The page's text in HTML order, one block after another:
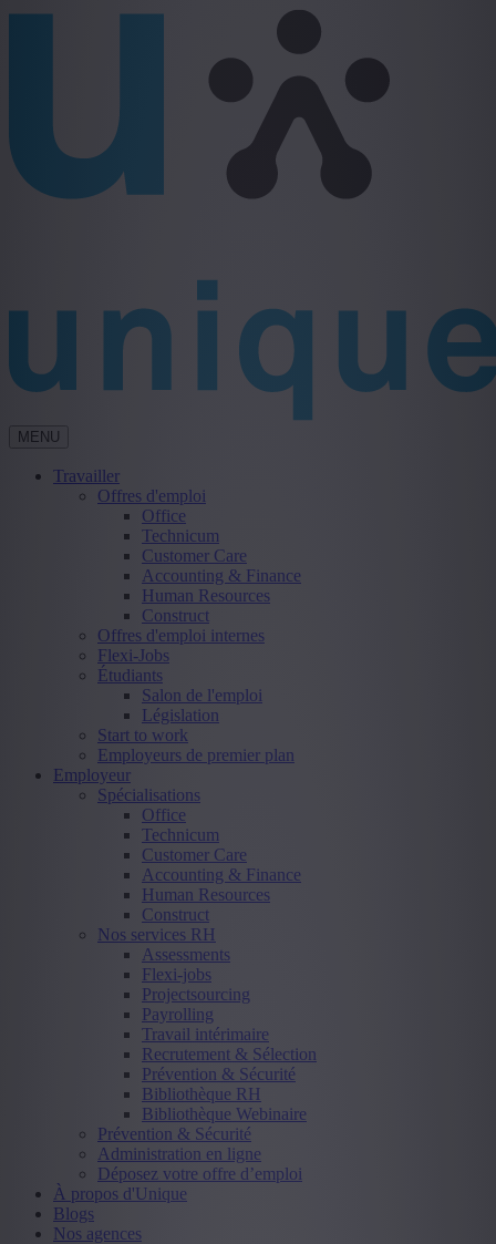
MENU
Travailler
Offres d'emploi
Office
Technicum
Customer Care
Accounting & Finance
Human Resources
Construct
Offres d'emploi internes
Flexi-Jobs
Étudiants
Salon de l'emploi
Législation
Start to work
Employeurs de premier plan
Employeur
Spécialisations
Office
Technicum
Customer Care
Accounting & Finance
Human Resources
Construct
Nos services RH
Assessments
Flexi-jobs
Projectsourcing
Payrolling
Travail intérimaire
Recrutement & Sélection
Prévention & Sécurité
Bibliothèque RH
Bibliothèque Webinaire
Prévention & Sécurité
Administration en ligne
Déposez votre offre d’emploi
À propos d'Unique
Blogs
Nos agences